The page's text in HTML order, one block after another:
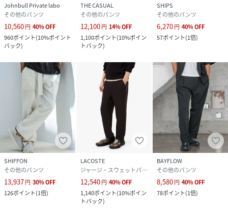
▼素材
ポリエステル：100％
▼商品詳細
裏地：なし
ポケット：なし
伸縮性：斜め方向にややあり
お手入れ：洗濯機洗い可
原産国：日本
▼ご注意
※商品の色味につきましては、ご利用のPC、スマートフォン
のモニタ環境により実際のカラーと画像の色味が違って見え
る場合がございます。あらかじめご了承の上、ご注文くださ
い。
※商品特性、縫製や素材により同サイズでも、若干の誤差が
生じてしまうことを予めご了承ください。
Johnbull Private labo
その他のパンツ
10,560円 40%OFF
960ポイント(10%ポイント
バック)
THE CASUAL
その他のパンツ
12,100円 14%OFF
1,100ポイント(10%ポイン
トバック)
SHIPS
その他のパンツ
6,270円 40%OFF
57ポイント(1倍)
SHIFFON
その他のパンツ
13,937円 30%OFF
126ポイント(1倍)
LACOSTE
ジャージ・スウェットパンツ
12,540円 40%OFF
1,140ポイント(10%ポイン
トバック)
BAYFLOW
その他のパンツ
8,580円 40%OFF
78ポイント(1倍)